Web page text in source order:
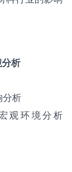
析
分析
观环境分析